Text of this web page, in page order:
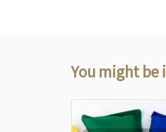
You might be